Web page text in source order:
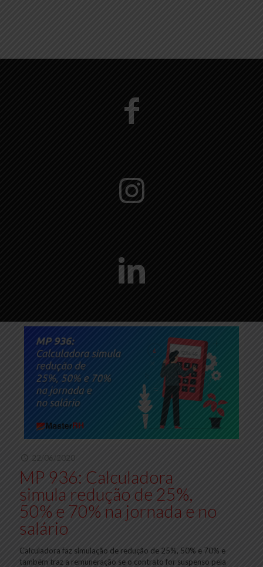
22/06/2020
MP 936: Calculadora
simula redução de 25%,
50% e 70% na jornada e no
salário
Calculadora faz simulação de redução de 25%, 50% e 70% e
também traz a remuneração se o contrato for suspenso pela